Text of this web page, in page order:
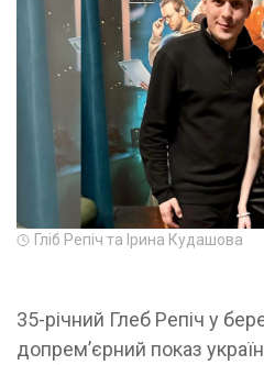
Гліб Репіч та Ірина Кудашова
35-річний Глеб Репіч у
допремʼєрний показ